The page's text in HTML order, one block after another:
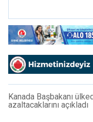
Kanada Başbakanı
azaltacaklarını açıkladı